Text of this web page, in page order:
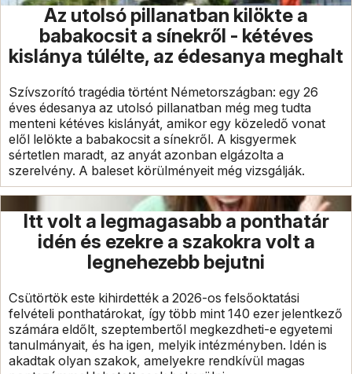
Az utolsó pillanatban kilökte a
babakocsit a sínekről - kétéves
kislánya túlélte, az édesanya meghalt
Szívszorító tragédia történt Németországban: egy 26
éves édesanya az utolsó pillanatban még meg tudta
menteni kétéves kislányát, amikor egy közeledő vonat
elől lelökte a babakocsit a sínekről. A kisgyermek
sértetlen maradt, az anyát azonban elgázolta a
szerelvény. A baleset körülményeit még vizsgálják.
Itt volt a legmagasabb a ponthatár
idén és ezekre a szakokra volt a
legnehezebb bejutni
Csütörtök este kihirdették a 2026-os felsőoktatási
felvételi ponthatárokat, így több mint 140 ezer jelentkező
számára eldőlt, szeptembertől megkezdheti-e egyetemi
tanulmányait, és ha igen, melyik intézményben. Idén is
akadtak olyan szakok, amelyekre rendkívül magas